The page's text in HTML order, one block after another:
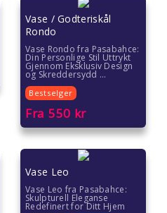
Vase / Godteriskål
Rondo
Vase Rondo fra Pasabahce:
Din Personlige Stil Uttrykt
Gjennom Eksklusiv Design
og Skreddersydd ...
Bestselger
Fra 550 kr
Vase Leo
Vase Leo fra Pasabahce:
Skulpturell Eleganse
Redefinert for Ditt Hjem